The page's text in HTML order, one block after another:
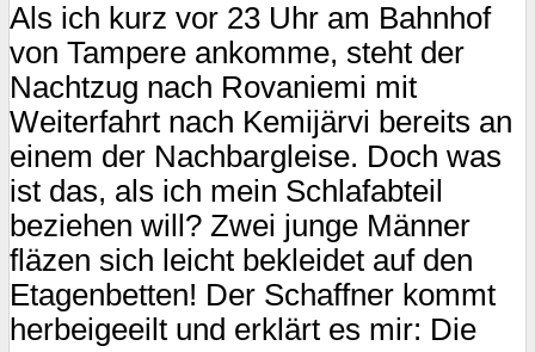
Als ich kurz vor 23 Uhr am Bahnhof
von Tampere ankomme, steht der
Nachtzug nach Rovaniemi mit
Weiterfahrt nach Kemijärvi bereits an
einem der Nachbargleise. Doch was
ist das, als ich mein Schlafabteil
beziehen will? Zwei junge Männer
fläzen sich leicht bekleidet auf den
Etagenbetten! Der Schaffner kommt
herbeigeeilt und erklärt es mir: Die